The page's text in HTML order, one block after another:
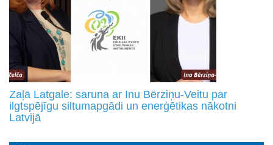
Zaļā Latgale: saruna ar Inu Bērziņu-Veitu par
ilgtspējīgu siltumapgādi un enerģētikas nākotni
Latvijā